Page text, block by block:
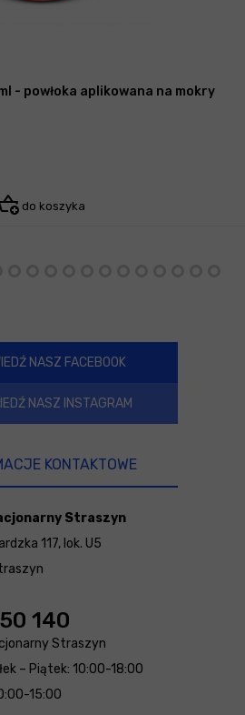
- powłoka aplikowana na mokry
do koszyka
NASZ FACEBOOK
NASZ INSTAGRAM
KONTAKTOWE
Straszyn
117, lok. U5
140
Straszyn
– Piątek: 10:00-18:00
15:00